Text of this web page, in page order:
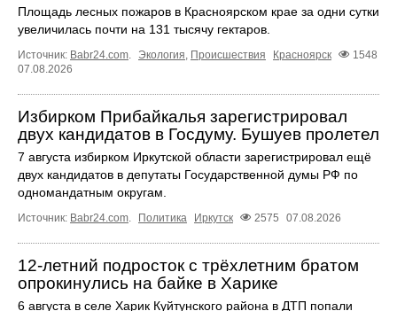
Площадь лесных пожаров в Красноярском крае за одни сутки
увеличилась почти на 131 тысячу гектаров.
Источник: Babr24.com. Экология, Происшествия Красноярск
1548
07.08.2026
Избирком Прибайкалья зарегистрировал
двух кандидатов в Госдуму. Бушуев пролетел
7 августа избирком Иркутской области зарегистрировал ещё
двух кандидатов в депутаты Государственной думы РФ по
одномандатным округам.
Источник: Babr24.com. Политика Иркутск 2575 07.08.2026
12‑летний подросток с трёхлетним братом
опрокинулись на байке в Харике
6 августа в селе Харик Куйтунского района в ДТП попали